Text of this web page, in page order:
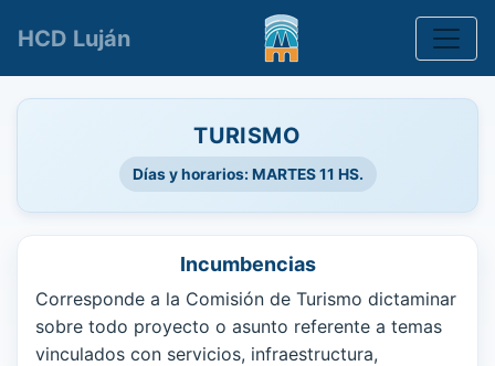
HCD Luján
TURISMO
Días y horarios: MARTES 11 HS.
Incumbencias
Corresponde a la Comisión de Turismo dictaminar
sobre todo proyecto o asunto referente a temas
vinculados con servicios, infraestructura,